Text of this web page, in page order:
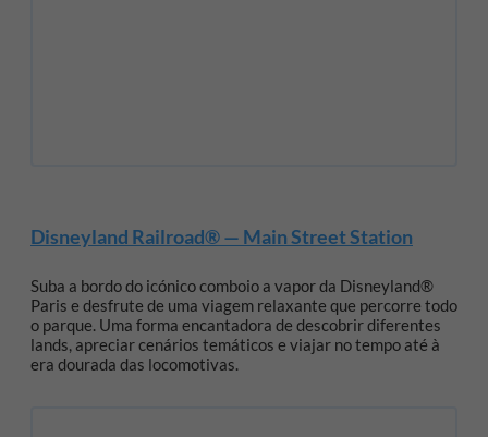
Disneyland Railroad® — Main Street Station
Suba a bordo do icónico comboio a vapor da Disneyland®
Paris e desfrute de uma viagem relaxante que percorre todo
o parque. Uma forma encantadora de descobrir diferentes
lands, apreciar cenários temáticos e viajar no tempo até à
era dourada das locomotivas.